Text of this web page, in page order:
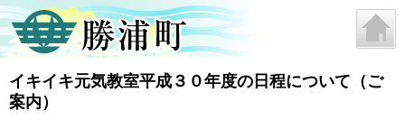
イキイキ元気教室平成３０年度の日程について（ご
案内）